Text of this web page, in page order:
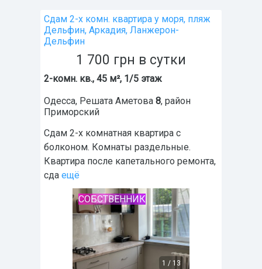
Сдам 2-х комн. квартира у моря, пляж
Дельфин, Аркадия, Ланжерон-
Дельфин
1 700 грн в сутки
2-комн. кв., 45 м², 1/5 этаж
Одесса, Решата Аметова 8, район
Приморский
Сдам 2-х комнатная квартира с
болконом. Комнаты раздельные.
Квартира после капетального ремонта,
сда ещё
1 / 13
СОБСТВЕННИК